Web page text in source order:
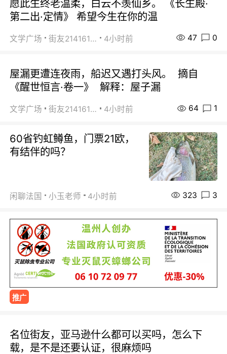
愿此生终老温柔，白云不羡仙乡。 《长生殿·
第二出·定情》 希望今生在你的温
文学广场 街友21416156 4小时前 47 0
屋漏更遭连夜雨，船迟又遇打头风。 摘自
《醒世恒言·卷一》 解释：屋子漏
文学广场 街友21416156 4小时前 64 1
60省钓虹鳟鱼，门票21欧，
有结伴的吗？
闲聊法国 小玉老师 4小时前 323 3
推广
名位街友，亚马逊什么都可以买吗，怎么下
载，是不是还要认证，很麻烦吗